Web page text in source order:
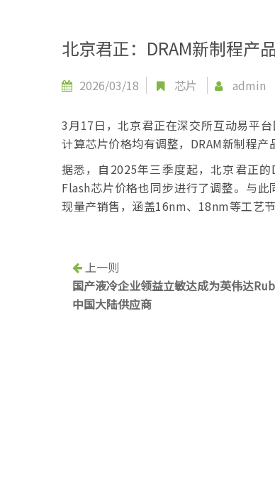
北京君正：DRAM新制程产
2026/03/18 芯片 admin
3月17日，北京君正在深交所互动易平
计算芯片价格均有调整，DRAM新制程
据悉，自2025年三季度起，北京君正的
Flash芯片价格也同步进行了调整。与
现量产销售，涵盖16nm、18nm等工艺
上一则
国产液冷企业领益立敏达成为英伟达
中国大陆供应商